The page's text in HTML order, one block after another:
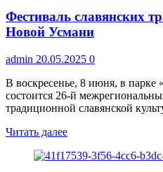
признан
виновным
в
убийстве
женщины
Фестиваль славянских
Новой Усмани
admin 20.05.2025 0
В воскресенье, 8 июня, в парке
состоится 26-й
традиционной славянской
Читать далееПрочитать
о